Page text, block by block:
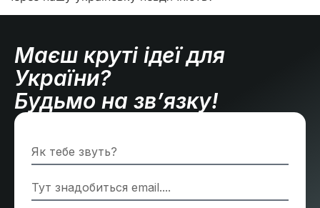
Маєш круті ідеї для
України?
Будьмо на зв’язку!